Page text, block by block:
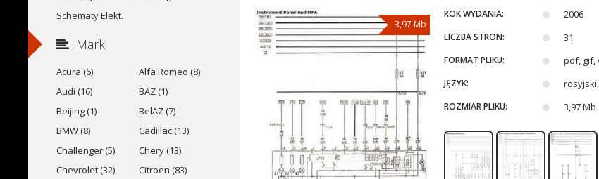
3,97 Mb
ROK WYDANIA: 2006
LICZBA STRON: 31
FORMAT PLIKU: pdf, gif,
JĘZYK:
ROZMIAR PLIKU: 3,97 Mb
Schematy Elekt.
Marki
Acura (6)
Alfa Romeo (8)
Audi (16)
BAZ (1)
Beijing (1)
BelAZ (7)
BMW (8)
Cadillac (13)
Challenger (5)
Chery (13)
Chevrolet (32)
Citroen (83)